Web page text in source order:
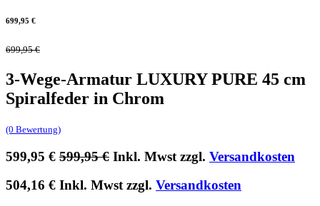
699,95 €
699,95€
3-Wege-Armatur LUXURY PURE 45 cm
Spiralfeder in Chrom
(0 Bewertung)
599,95 € 599,95€ Inkl. Mwst zzgl. Versandkosten
504,16 € Inkl. Mwst zzgl. Versandkosten